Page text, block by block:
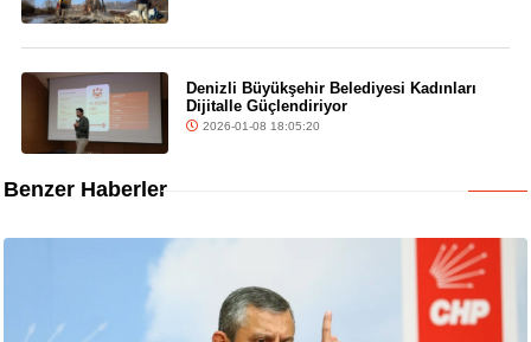
Denizli Büyükşehir Belediyesi Kadınları
Dijitalle Güçlendiriyor
2026-01-08 18:05:20
Benzer Haberler